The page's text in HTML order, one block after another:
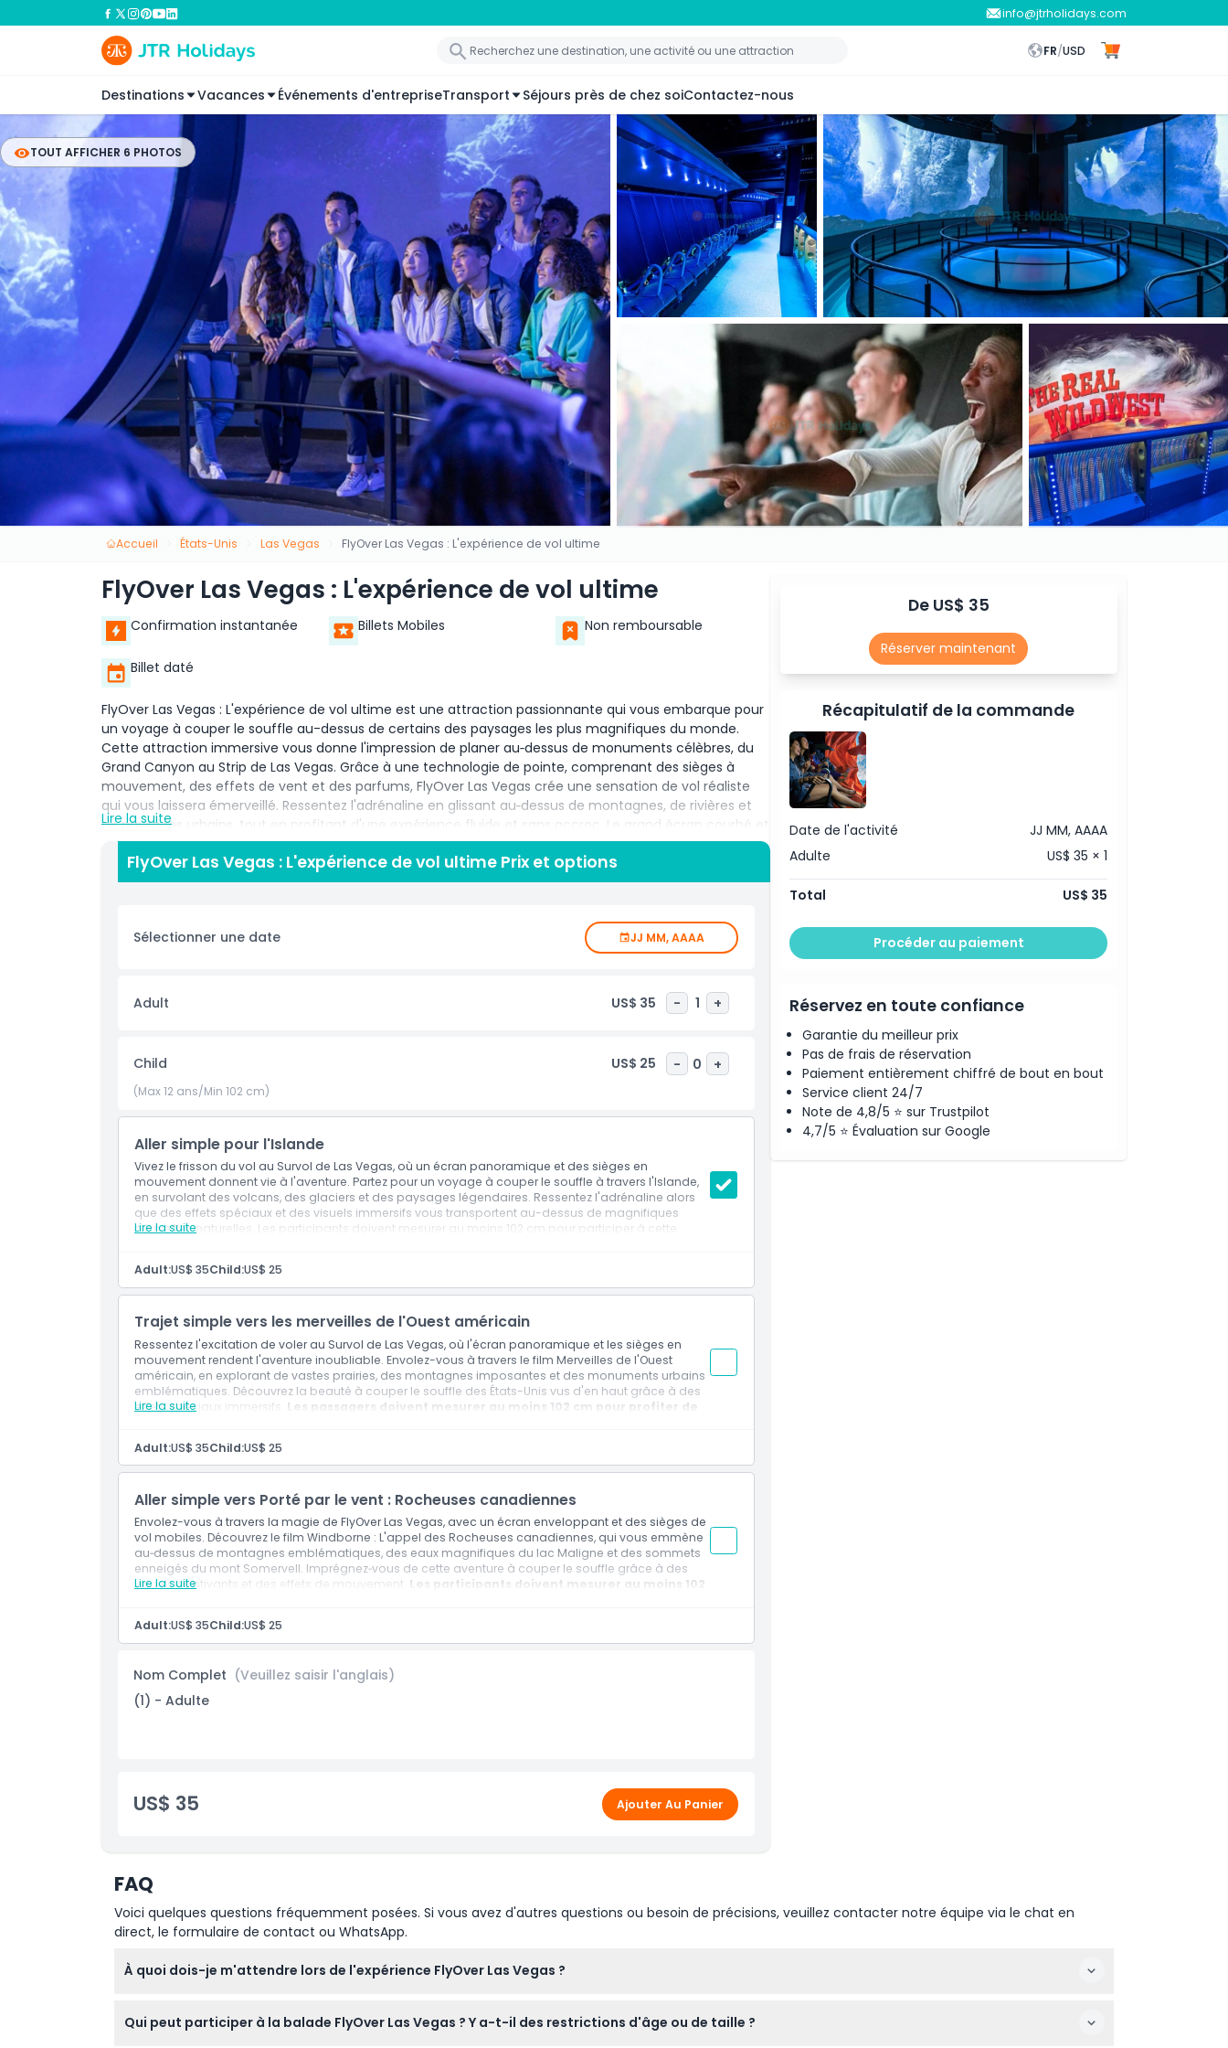
info@jtrholidays.com
FR/USD
Destinations Vacances Événements d'entrepriseTransport Séjours près de chez soiContactez-nous
TOUT AFFICHER 6 PHOTOS
Accueil États-Unis Las Vegas FlyOver Las Vegas : L'expérience de vol ultime
FlyOver Las Vegas : L'expérience de vol ultime
Confirmation instantanée Billets Mobiles Non remboursable
Billet daté
FlyOver Las Vegas : L'expérience de vol ultime est une attraction passionnante qui vous embarque pour
un voyage à couper le souffle au-dessus de certains des paysages les plus magnifiques du monde.
Cette attraction immersive vous donne l'impression de planer au‑dessus de monuments célèbres, du
Grand Canyon au Strip de Las Vegas. Grâce à une technologie de pointe, comprenant des sièges à
mouvement, des effets de vent et des parfums, FlyOver Las Vegas crée une sensation de vol réaliste
qui vous laissera émerveillé. Ressentez l'adrénaline en glissant au‑dessus de montagnes, de rivières et
de paysages urbains, tout en profitant d'une expérience fluide et sans accroc. Le grand écran courbé et
les visuels époustouflants vous transportent vers des lieux dont vous n'avez fait que rêver. Que vous
exploriez l'Ouest américain ou d'autres destinations incroyables, FlyOver Las Vegas offre une aventure
unique et inoubliable. Située directement sur le Strip de Las Vegas, cette attraction est parfaite pour les
Vegas est un moyen idéal de faire une pause dans l'effervescence de la ville tout en vivant une
aventure mémorable. Que vous soyez un visiteur pour la première fois ou un voyageur de retour, ce
Inclus
Politique enfant/adulte
Non adapté pour
Heures d'ouverture
Emplacement
Comment s'y rendre
Lire la suite
FlyOver Las Vegas : L'expérience de vol ultime Prix et options
Sélectionner une date JJ MM, AAAA
Adult US$ 35 - 1 +
Child US$ 25 - 0 +
(Max 12 ans/Min 102 cm)
Aller simple pour l'Islande
Vivez le frisson du vol au Survol de Las Vegas, où un écran panoramique et des sièges en
mouvement donnent vie à l'aventure. Partez pour un voyage à couper le souffle à travers l'Islande,
en survolant des volcans, des glaciers et des paysages légendaires. Ressentez l'adrénaline alors
que des effets spéciaux et des visuels immersifs vous transportent au-dessus de magnifiques
merveilles naturelles. Les participants doivent mesurer au moins 102 cm pour participer à cette
Lire la suite
Adult:US$ 35Child:US$ 25
Trajet simple vers les merveilles de l'Ouest américain
Ressentez l'excitation de voler au Survol de Las Vegas, où l'écran panoramique et les sièges en
mouvement rendent l'aventure inoubliable. Envolez-vous à travers le film Merveilles de l'Ouest
américain, en explorant de vastes prairies, des montagnes imposantes et des monuments urbains
emblématiques. Découvrez la beauté à couper le souffle des États-Unis vus d'en haut grâce à des
effets spéciaux immersifs. Les passagers doivent mesurer au moins 102 cm pour profiter de
Lire la suite
Adult:US$ 35Child:US$ 25
Aller simple vers Porté par le vent : Rocheuses canadiennes
Envolez-vous à travers la magie de FlyOver Las Vegas, avec un écran enveloppant et des sièges de
vol mobiles. Découvrez le film Windborne : L'appel des Rocheuses canadiennes, qui vous emmène
au‑dessus de montagnes emblématiques, des eaux magnifiques du lac Maligne et des sommets
enneigés du mont Somervell. Imprégnez‑vous de cette aventure à couper le souffle grâce à des
visuels captivants et des effets de mouvement. Les participants doivent mesurer au moins 102
Lire la suite
Adult:US$ 35Child:US$ 25
Nom Complet (Veuillez saisir l'anglais)
(1) - Adulte
US$ 35 Ajouter Au Panier
De US$ 35
Réserver maintenant
Récapitulatif de la commande
Date de l'activité
JJ MM, AAAA
Adulte
US$ 35 × 1
Total US$ 35
Procéder au paiement
Réservez en toute confiance
Garantie du meilleur prix
Pas de frais de réservation
Paiement entièrement chiffré de bout en bout
Service client 24/7
Note de 4,8/5 ⭐ sur Trustpilot
4,7/5 ⭐ Évaluation sur Google
FAQ
Voici quelques questions fréquemment posées. Si vous avez d'autres questions ou besoin de précisions, veuillez contacter notre équipe via le chat en
direct, le formulaire de contact ou WhatsApp.
À quoi dois-je m'attendre lors de l'expérience FlyOver Las Vegas ?
pré-show et un briefing avant le vol pour une aventure entièrement immersive.
Qui peut participer à la balade FlyOver Las Vegas ? Y a-t-il des restrictions d'âge ou de taille ?